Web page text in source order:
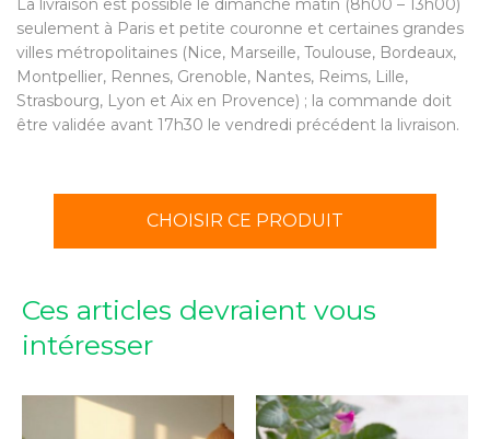
La livraison est possible le dimanche matin (8h00 – 13h00)
seulement à Paris et petite couronne et certaines grandes
villes métropolitaines (Nice, Marseille, Toulouse, Bordeaux,
Montpellier, Rennes, Grenoble, Nantes, Reims, Lille,
Strasbourg, Lyon et Aix en Provence) ; la commande doit
être validée avant 17h30 le vendredi précédent la livraison.
CHOISIR CE PRODUIT
Ces articles devraient vous
intéresser